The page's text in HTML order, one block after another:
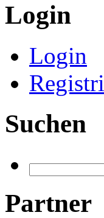
Login
Login
Suchen
Partner